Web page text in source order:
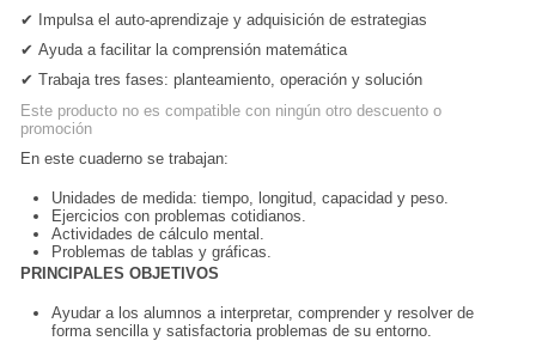
✔ Impulsa el auto-aprendizaje yadquisición de estrategias
✔ Ayuda a facilitar la comprensión matemática
✔ Trabaja tres fases: planteamiento, operación y solución
Este producto no es compatible con ningún otro descuento o
promoción
En este cuaderno se trabajan:
Unidades de medida: tiempo, longitud, capacidad y peso.
Ejercicios con problemas cotidianos.
Actividades decálculo mental.
Problemas de tablas y gráficas.
PRINCIPALES OBJETIVOS
Ayudar a los alumnos a interpretar, comprender y resolver de
forma sencilla y satisfactoria problemas de su entorno.